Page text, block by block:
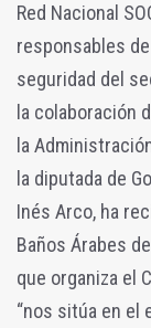
Red Nacional
responsables
seguridad del
la colaboración
la
la diputada de
Inés Arco, ha
Baños Árabes
que organiza el
“nos sitúa en el